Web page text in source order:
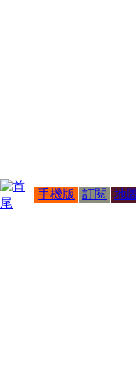
手機版 訂閱 地圖